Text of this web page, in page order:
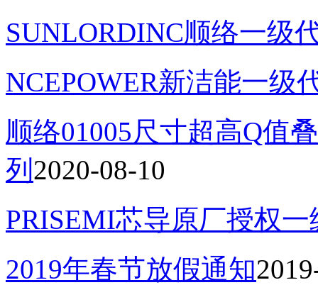
SUNLORDINC顺络一级
NCEPOWER新洁能一级
顺络01005尺寸超高Q值
列 2020-08-10
PRISEMI芯导原厂授权
2019年春节放假通知